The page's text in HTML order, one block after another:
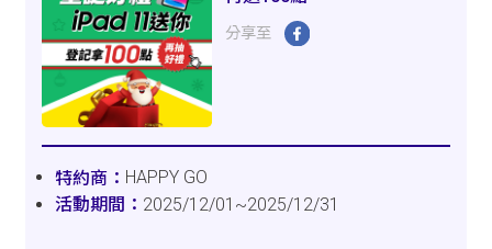
分享至
HAPPY GO
2025/12/01~2025/12/31